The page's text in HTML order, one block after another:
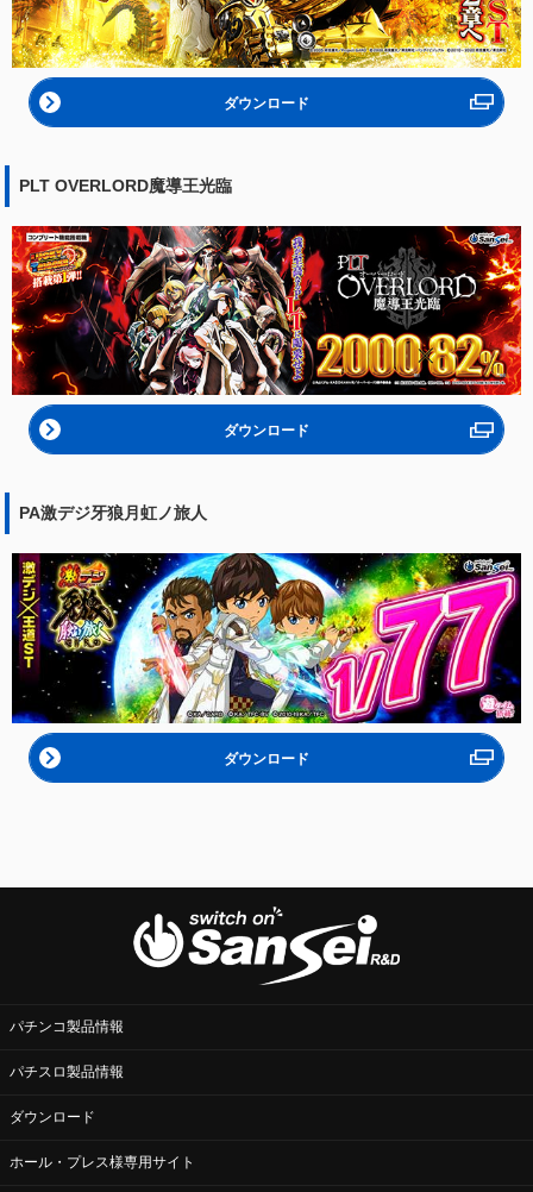
ダウンロード
PLT OVERLORD魔導王光臨
ダウンロード
PA激デジ牙狼月虹ノ旅人
ダウンロード
パチンコ製品情報
パチスロ製品情報
ダウンロード
ホール・プレス様専用サイト